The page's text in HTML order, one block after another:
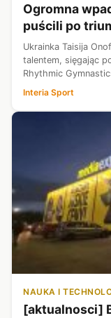
Ogromna
puścili po
Ukrainka Taisija
talentem, sięgając
Rhythmic
jednak do kuriozal...
Interia Sport
NAUKA I
[aktualnosci]